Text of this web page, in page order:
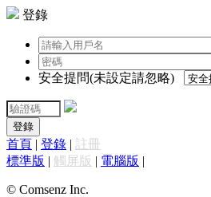
登錄
安全提問(未設定請忽略)
登錄
首頁 | 登錄 | 註冊
標準版 | 觸屏版 | 電腦版 |
© Comsenz Inc.